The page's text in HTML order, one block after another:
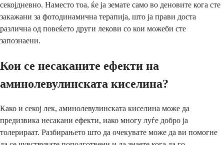
секојдневно. Наместо тоа, ќе ја земате само во деновите кога сте
закажани за фотодинамична терапија, што ја прави доста
различна од повеќето други лекови со кои можеби сте
запознаени.
Кои се несаканите ефекти на
аминолевулинската киселина?
Како и секој лек, аминолевулинската киселина може да
предизвика несакани ефекти, иако многу луѓе добро ја
толерираат. Разбирањето што да очекувате може да ви помогне